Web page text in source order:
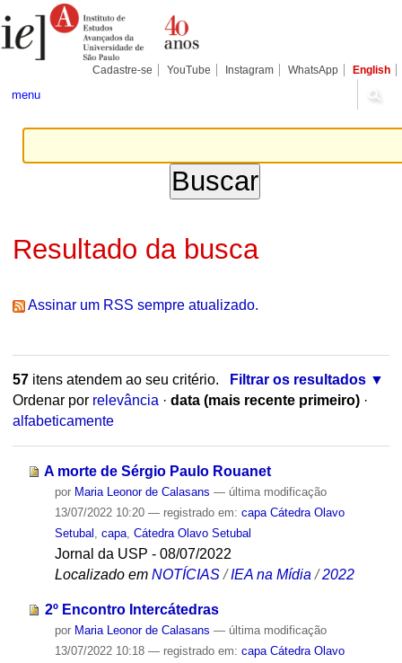
para
conteúdo.
Pessoais
Cadastre-se YouTube Instagram WhatsApp English
menu
Resultado da busca
Assinar um RSS sempre atualizado.
57itens atendem ao seu critério.
Filtrar os resultados
Ordenar por relevância · data (mais recente primeiro) ·
alfabeticamente
A morte de Sérgio Paulo Rouanet
por Maria Leonor de Calasans — última modificação
13/07/2022 10:20 — registrado em: capa Cátedra Olavo
Setubal
capa, Cátedra Olavo Setubal
Jornal da USP - 08/07/2022
Localizado em NOTÍCIAS /IEA na Mídia /2022
2º Encontro Intercátedras
por Maria Leonor de Calasans — última modificação
13/07/2022 10:18 — registrado em: capa Cátedra Olavo